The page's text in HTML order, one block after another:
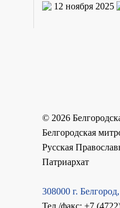
12 ноября 2025
© 2026
Белгородская
Русская
Патриархат
308000 г.
Тел./факс: +7